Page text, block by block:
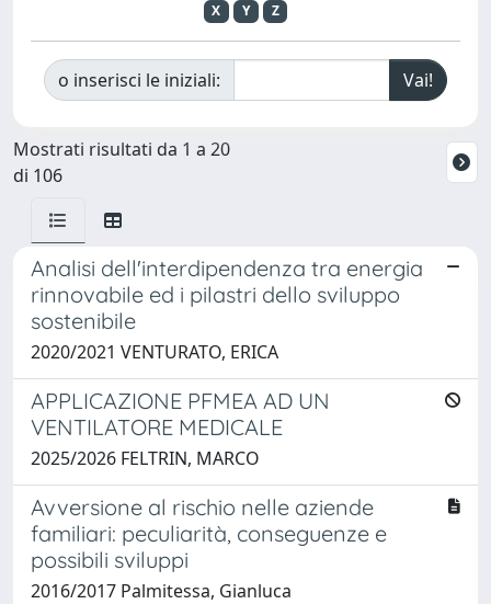
X
Y Z
o inserisci le iniziali:
Mostrati risultati da 1 a 20
di 106
Analisi dell'interdipendenza tra energia
rinnovabile ed i pilastri dello sviluppo
sostenibile
2020/2021 VENTURATO, ERICA
APPLICAZIONE PFMEA AD UN
VENTILATORE MEDICALE
2025/2026 FELTRIN, MARCO
Avversione al rischio nelle aziende
familiari: peculiarità, conseguenze e
possibili sviluppi
2016/2017 Palmitessa, Gianluca